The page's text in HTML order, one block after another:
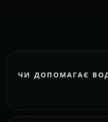
ЧИ ДОПОМАГАЄ